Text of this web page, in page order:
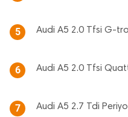
5 Audi A5 2.0 Tfsi G-
6 Audi A5 2.0 Tfsi
7 Audi A5 2.7 Tdi